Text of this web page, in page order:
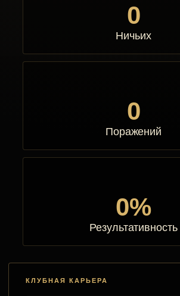
0
Ничьих
0
Поражений
0%
Результативность
КЛУБНАЯ КАРЬЕРА